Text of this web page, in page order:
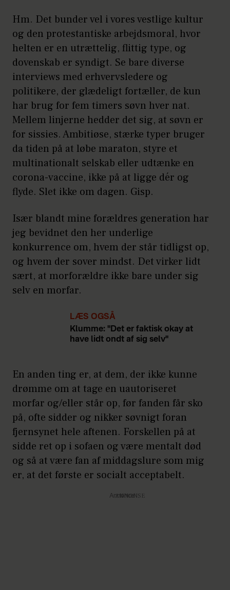
Hm. Det bunder vel i vores vestlige kultur
og den protestantiske arbejdsmoral, hvor
helten er en utrættelig, flittig type, og
dovenskab er syndigt. Se bare diverse
interviews med erhvervsledere og
politikere, der glædeligt fortæller, de kun
har brug for fem timers søvn hver nat.
Mellem linjerne hedder det sig, at søvn er
for sissies. Ambitiøse, stærke typer bruger
da tiden på at løbe maraton, styre et
multinationalt selskab eller udtænke en
corona-vaccine, ikke på at ligge dér og
flyde. Slet ikke om dagen. Gisp.
Især blandt mine forældres generation har
jeg bevidnet den her underlige
konkurrence om, hvem der står tidligst op,
og hvem der sover mindst. Det virker lidt
sært, at morforældre ikke bare under sig
selv en morfar.
LÆS OGSÅ
Klumme: "Det er faktisk okay at
have lidt ondt af sig selv"
En anden ting er, at dem, der ikke kunne
drømme om at tage en uautoriseret
morfar og/eller står op, før fanden får sko
på, ofte sidder og nikker søvnigt foran
fjernsynet hele aftenen. Forskellen på at
sidde ret op i sofaen og være mentalt død
og så at være fan af middagslure som mig
er, at det første er socialt acceptabelt.
Annonce